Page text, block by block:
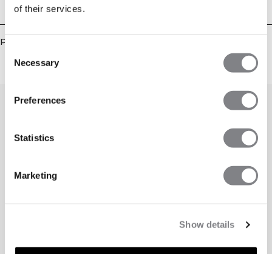
of their services.
Selection
Necessary
Preferences
Statistics
Marketing
Show details
Livraison & retours
Produits similaires